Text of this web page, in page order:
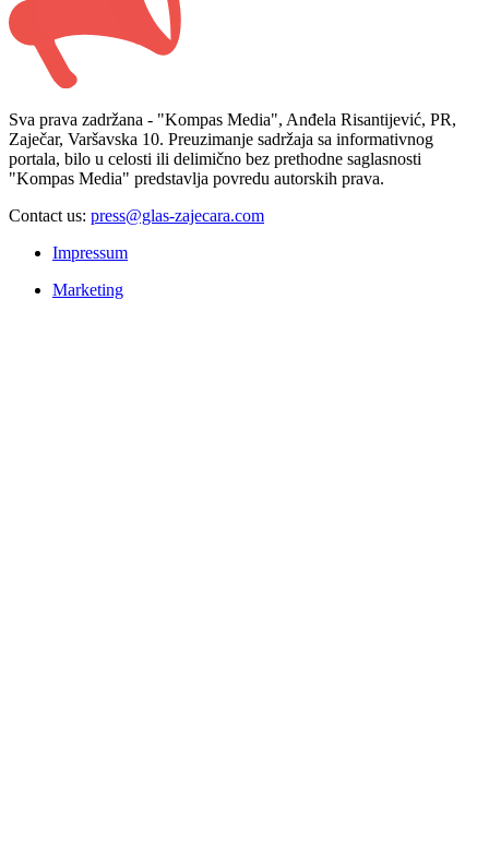
Sva prava zadržana - "Kompas Media", Anđela Risantijević, PR,
Zaječar, Varšavska 10. Preuzimanje sadržaja sa informativnog
portala, bilo u celosti ili delimično bez prethodne saglasnosti
"Kompas Media" predstavlja povredu autorskih prava.
Contact us: press@glas-zajecara.com
Impressum
Marketing